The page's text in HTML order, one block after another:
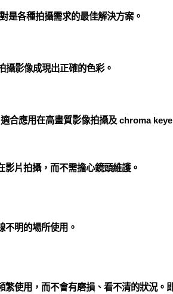
是各種拍攝需求的最佳解決方案。
影像成現出正確的色彩。
合應用在高畫質影像拍攝及 chroma
片拍攝，而不需擔心鏡頭維護。
不明的場所使用。
使用，而不會有磨損、看不清的狀況。